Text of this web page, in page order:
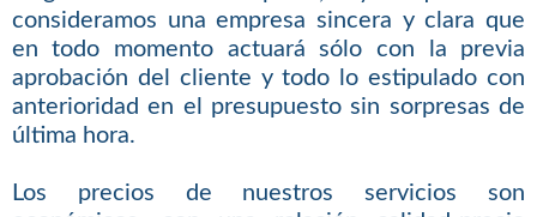
consideramos una empresa sincera y clara que
en todo momento actuará sólo con la previa
aprobación del cliente y todo lo estipulado con
anterioridad en el presupuesto sin sorpresas de
última hora.
Los precios de nuestros servicios son